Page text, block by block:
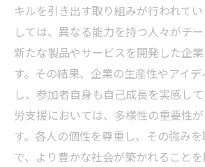
キルを引き出す取り組みが行われて
しては、異なる能力を持つ人々がチー
新たな製品やサービスを開発した企
す。その結果、企業の生産性やアイ
し、参加者自身も自己成長を実感し
労支援においては、多様性の重要性
す。各人の個性を尊重し、その強み
で、より豊かな社会が築かれることを